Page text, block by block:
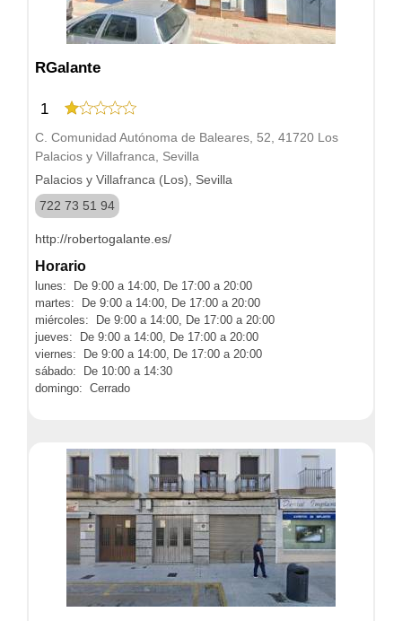
RGalante
1
C. Comunidad Autónoma de Baleares, 52, 41720 Los
Palacios y Villafranca, Sevilla
Palacios y Villafranca (Los), Sevilla
722 73 51 94
http://robertogalante.es/
Horario
lunes: De 9:00 a 14:00, De 17:00 a 20:00
martes: De 9:00 a 14:00, De 17:00 a 20:00
miércoles: De 9:00 a 14:00, De 17:00 a 20:00
jueves: De 9:00 a 14:00, De 17:00 a 20:00
viernes: De 9:00 a 14:00, De 17:00 a 20:00
sábado: De 10:00 a 14:30
domingo: Cerrado